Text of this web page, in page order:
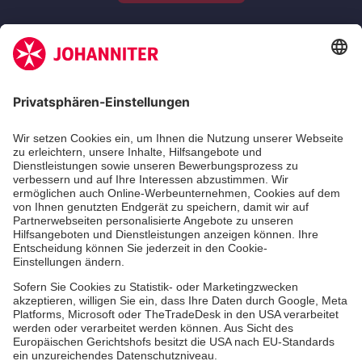
Zertifizierung der Johanniter-Unfall-Hilfe e.V.
Die Johanniter GmbH führt das Spendenzertifikat
des Deutschen Spendenrats e.V.
Dienste & Leistungen